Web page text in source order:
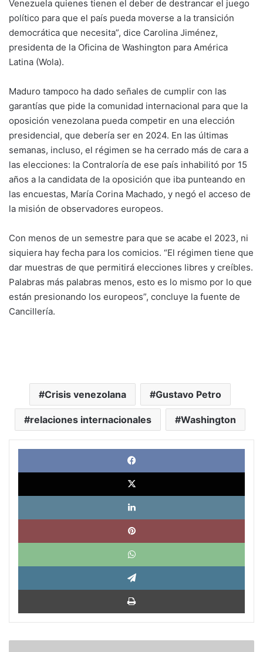
Venezuela quienes tienen el deber de destrancar el juego
político para que el país pueda moverse a la transición
democrática que necesita”, dice Carolina Jiménez,
presidenta de la Oficina de Washington para América
Latina (Wola).
Maduro tampoco ha dado señales de cumplir con las
garantías que pide la comunidad internacional para que la
oposición venezolana pueda competir en una elección
presidencial, que debería ser en 2024. En las últimas
semanas, incluso, el régimen se ha cerrado más de cara a
las elecciones: la Contraloría de ese país inhabilitó por 15
años a la candidata de la oposición que iba punteando en
las encuestas, María Corina Machado, y negó el acceso de
la misión de observadores europeos.
Con menos de un semestre para que se acabe el 2023, ni
siquiera hay fecha para los comicios. “El régimen tiene que
dar muestras de que permitirá elecciones libres y creíbles.
Palabras más palabras menos, esto es lo mismo por lo que
están presionando los europeos”, concluye la fuente de
Cancillería.
Crisis venezolana Gustavo Petro
relaciones internacionales Washington
X